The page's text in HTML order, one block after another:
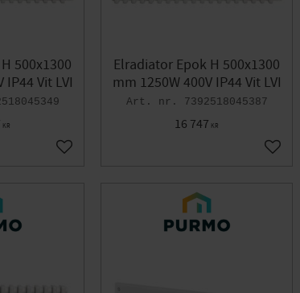
500x1300
IP44 Vit LVI
KR
Lägg till i favoriter
Elradiator Epok H 500x1300
mm 1250W 400V IP44 Vit LVI
7392518045387
16 747 KR
Lägg